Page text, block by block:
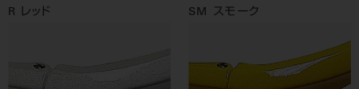
R レッド SM スモーク